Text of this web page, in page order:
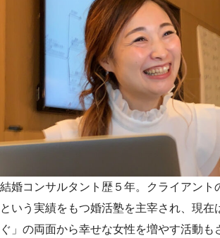
結婚コンサルタント歴５年。クライアント
という実績をもつ婚活塾を主宰され、現在
ぐ」の両面から幸せな女性を増やす活動も